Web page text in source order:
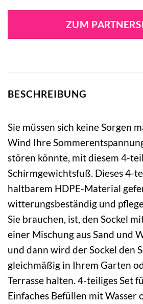
ZUM
BESCHREIBUNG
Sie müssen sich keine Sorgen
Wind Ihre
stören könnte, mit diesem 4-
Schirmgewichtsfuß. Dieses 4-
haltbarem HDPE-Material
witterungsbeständig und
Sie brauchen, ist, den Sockel
einer Mischung aus Sand und
und dann wird der Sockel den
gleichmäßig in Ihrem Garten
Terrasse halten. 4-teiliges Set
Einfaches Befüllen mit Wasser